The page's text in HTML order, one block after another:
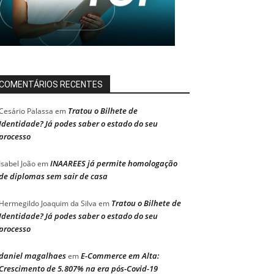
RECENTES
Palassa em Tratou o Bilhete de
Já podes saber o estado do seu
JoãoemINAAREES já permite homologação
diplomas sem sair de casa
Joaquim da Silva em Tratou o Bilhete de
Já podes saber o estado do seu
magalhaesemE-Commerce em Alta:
de 5.807% na era pós-Covid-19